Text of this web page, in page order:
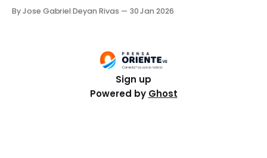
funcionarios de la Sundde un operativo de fiscalización
Maturín, denunciaran aumentos «injustificados»
By Jose Gabriel Deyan Rivas 30 Jan 2026
Sign up
Powered by Ghost